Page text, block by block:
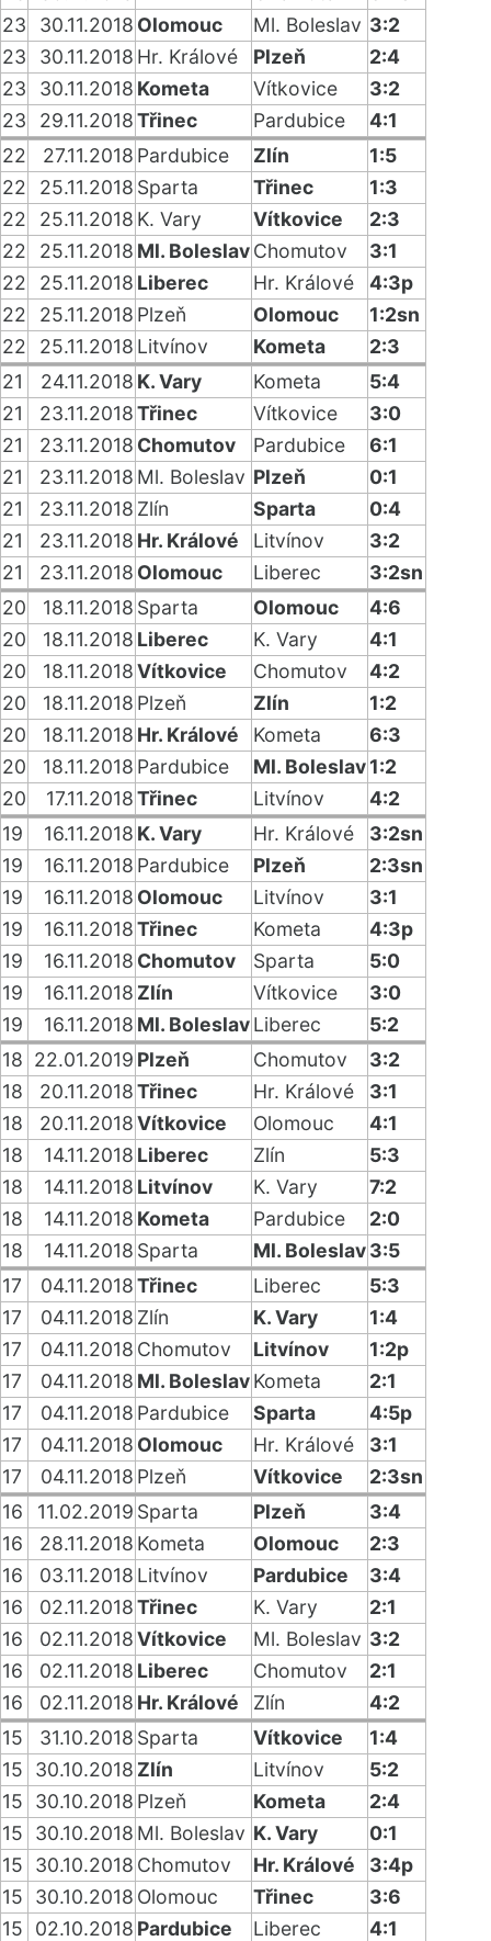
23
30.11.2018 Olomouc Ml. Boleslav 3:2
23
30.11.2018 Hr. Králové Plzeň
2:4
23
30.11.2018 Kometa Vítkovice
3:2
23
29.11.2018Třinec Pardubice
4:1
22
27.11.2018 Pardubice Zlín
1:5
22
25.11.2018 Sparta Třinec
1:3
22
25.11.2018 K. Vary Vítkovice
2:3
22
25.11.2018 Ml. BoleslavChomutov
3:1
22
25.11.2018 Liberec Hr. Králové
4:3p
22
25.11.2018 Plzeň Olomouc
1:2sn
22
25.11.2018 Litvínov Kometa
2:3
21
24.11.2018 K. Vary Kometa
5:4
21
23.11.2018Třinec Vítkovice
3:0
21
23.11.2018 Chomutov Pardubice
6:1
21
23.11.2018 Ml. Boleslav Plzeň
0:1
21
23.11.2018 Zlín Sparta
0:4
21
23.11.2018 Hr. Králové Litvínov
3:2
21
23.11.2018 Olomouc Liberec
3:2sn
20
18.11.2018 Sparta Olomouc
4:6
20
18.11.2018 Liberec K. Vary
4:1
20
18.11.2018Vítkovice Chomutov
4:2
20
18.11.2018 Plzeň Zlín
1:2
20
18.11.2018 Hr. Králové Kometa
6:3
20
18.11.2018 Pardubice Ml. Boleslav1:2
20
17.11.2018Třinec Litvínov
4:2
19
16.11.2018 K. Vary Hr. Králové
3:2sn
19
16.11.2018 Pardubice Plzeň
2:3sn
19
16.11.2018 Olomouc Litvínov
3:1
19
16.11.2018Třinec Kometa
4:3p
19
16.11.2018 Chomutov Sparta
5:0
19
16.11.2018 Zlín Vítkovice
3:0
19
16.11.2018 Ml. BoleslavLiberec
5:2
18 22.01.2019 Plzeň Chomutov
3:2
18
20.11.2018Třinec Hr. Králové
3:1
18
20.11.2018Vítkovice Olomouc
4:1
18
14.11.2018 Liberec Zlín
5:3
18
14.11.2018 Litvínov K. Vary
7:2
18
14.11.2018 Kometa Pardubice
2:0
18
14.11.2018 Sparta Ml. Boleslav3:5
17
04.11.2018Třinec Liberec
5:3
17
04.11.2018 Zlín K. Vary
1:4
17
04.11.2018 Chomutov Litvínov
1:2p
17
04.11.2018 Ml. BoleslavKometa
2:1
17
04.11.2018 Pardubice Sparta
4:5p
17
04.11.2018 Olomouc Hr. Králové
3:1
17
04.11.2018 Plzeň Vítkovice
2:3sn
16
11.02.2019 Sparta Plzeň
3:4
16
28.11.2018 Kometa Olomouc
2:3
16
03.11.2018 Litvínov Pardubice
3:4
16
02.11.2018Třinec K. Vary
2:1
16
02.11.2018Vítkovice Ml. Boleslav 3:2
16
02.11.2018 Liberec Chomutov
2:1
16
02.11.2018 Hr. Králové Zlín
4:2
15
31.10.2018 Sparta Vítkovice
1:4
15
30.10.2018 Zlín Litvínov
5:2
15
30.10.2018 Plzeň Kometa
2:4
15
30.10.2018 Ml. Boleslav K. Vary
0:1
15
30.10.2018 Chomutov Hr. Králové
3:4p
15
30.10.2018 Olomouc Třinec
3:6
15
02.10.2018 Pardubice Liberec
4:1